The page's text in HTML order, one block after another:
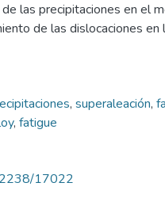
las precipitaciones en el
de las dislocaciones en
, superaleación,
, fatigue
17022